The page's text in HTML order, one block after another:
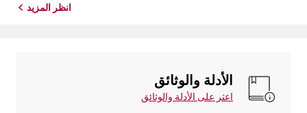
انظر المزيد
الأدلة والوثائق
اعثر على الأدلة والوثائق